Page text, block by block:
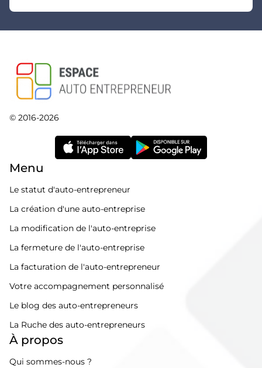
© 2016-2026
Menu
Le statut d'auto-entrepreneur
La création d'une auto-entreprise
La modification de l'auto-entreprise
La fermeture de l'auto-entreprise
La facturation de l'auto-entrepreneur
Votre accompagnement personnalisé
Le blog des auto-entrepreneurs
La Ruche des auto-entrepreneurs
À propos
Qui sommes-nous ?